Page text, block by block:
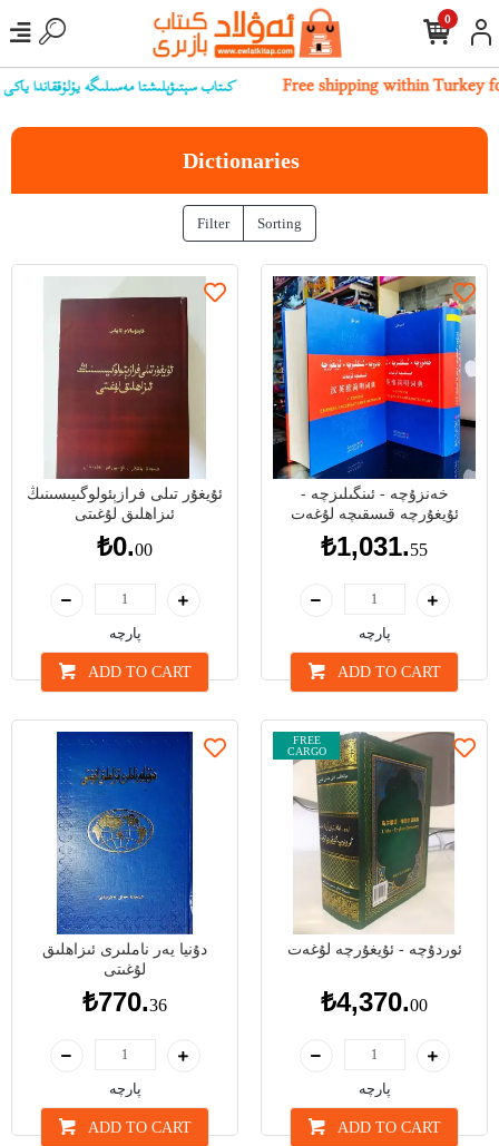
كىتاب سېتىۋېلىشتا مەسىلىگە يۇلۇققاندا ياكى Free shipping within
0
Dictionaries
Filter Sorting
خەنزۇچە - ئىنگىلىزچە -
ئۇيغۇرچە قىسقىچە لۇغەت
₺1,031.55
پارچە
ADD TO CART
ئۇيغۇر تىلى فرازېئولوگىيىسىنىڭ
ئىزاھلىق لۇغىتى
₺0.00
پارچە
ADD TO CART
FREE
CARGO
ئوردۇچە - ئۇيغۇرچە لۇغەت
₺4,370.00
پارچە
ADD TO CART
دۇنيا يەر ناملىرى ئىزاھلىق
لۇغىتى
₺770.36
پارچە
ADD TO CART